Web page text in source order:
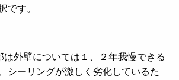
です。
は外壁については１、２年我慢できる
シーリングが激しく劣化しているた